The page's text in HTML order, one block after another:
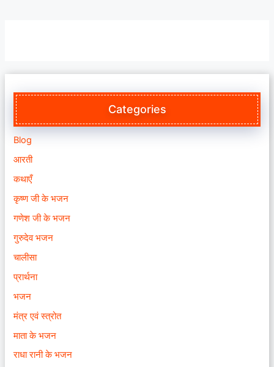
Categories
Blog
आरती
कथाएँ
कृष्ण जी के भजन
गणेश जी के भजन
गुरुदेव भजन
चालीसा
प्रार्थना
भजन
मंत्र एवं स्त्रोत
माता के भजन
राधा रानी के भजन